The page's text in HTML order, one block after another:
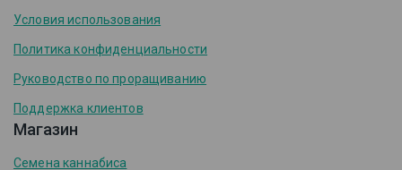
Условия использования
Политика конфиденциальности
Руководство по проращиванию
Поддержка клиентов
Магазин
Семена каннабиса